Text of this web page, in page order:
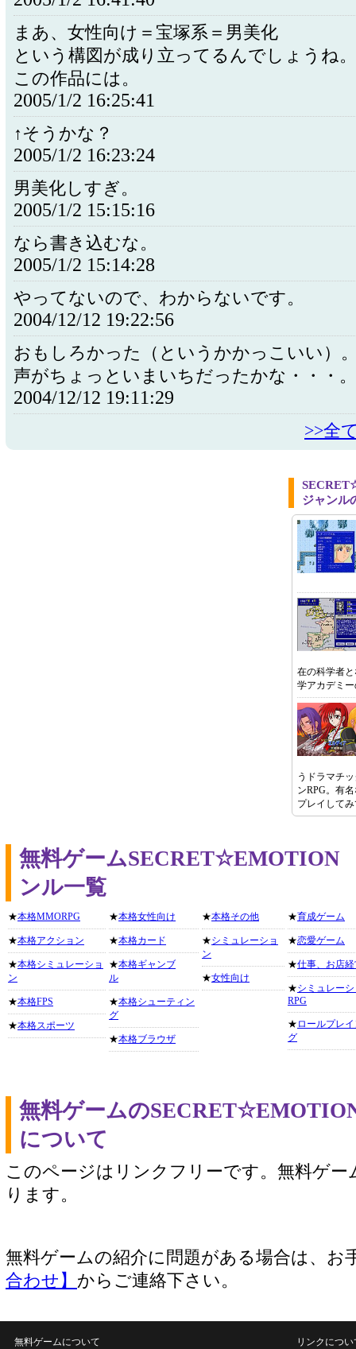
まあ、女性向け＝宝塚系＝男美化
という構図が成り立ってるんでしょうね。
この作品には。
2005/1/2 16:25:41
↑そうかな？
2005/1/2 16:23:24
男美化しすぎ。
2005/1/2 15:15:16
なら書き込むな。
2005/1/2 15:14:28
やってないので、わからないです。
2004/12/12 19:22:56
おもしろかった（というかかっこいい）
声がちょっといまいちだったかな・・・。
2004/12/12 19:11:29
>>全
ジャンル
在の科学者
学アカデミ
うドラマチ
ンRPG。有
プレイして
無料ゲームSECRET☆EMOTION
ンル一覧
★本格MMORPG
★本格アクション
★本格シミュレーショ
ン
★本格FPS
★本格スポーツ
★本格女性向け
★本格カード
★本格ギャンブ
ル
★本格シューティン
グ
★本格ブラウザ
★本格その他
★シミュレーショ
ン
★女性向け
★育成ゲーム
★恋愛ゲーム
★仕事、お店
★シミュレー
RPG
★ ロールプレ
グ
無料ゲームの
について
このページはリンクフリーです。無料ゲー
ります。
無料ゲームの紹介に問題がある場合は、お
合わせ】 からご連絡下さい。
無料ゲームについて リンクについ